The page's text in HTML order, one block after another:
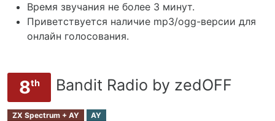
Время звучания не более 3 минут.
Приветствуется наличие mp3/ogg-версии для
онлайн голосования.
8th Bandit Radio by zedOFF
ZX Spectrum + AY AY